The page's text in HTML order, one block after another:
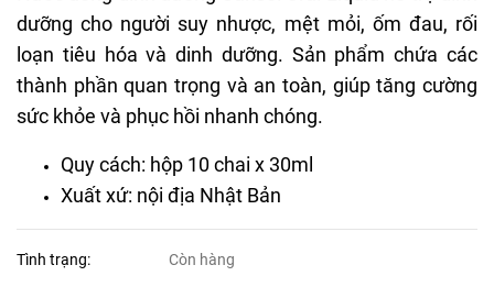
dưỡng cho người suy nhược, mệt mỏi, ốm đau, rối
loạn tiêu hóa và dinh dưỡng. Sản phẩm chứa các
thành phần quan trọng và an toàn, giúp tăng cường
sức khỏe và phục hồi nhanh chóng.
Quy cách: hộp 10 chai x 30ml
Xuất xứ: nội địa Nhật Bản
Tình trạng: Còn hàng